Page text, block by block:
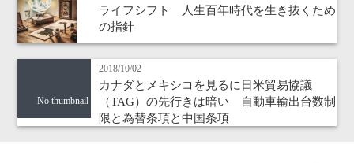
ライフシフト 人生百年時代を生き抜くため
の指針
No thumbnail
2018/10/02
カナダとメキシコを見るに日米貿易協議
（TAG）の先行きは暗い 自動車輸出台数制
限と為替条項と中国条項